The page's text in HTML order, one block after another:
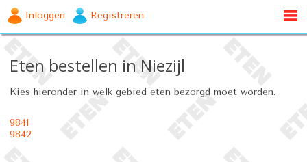
Inloggen Registreren
Eten bestellen in Niezijl
Kies hieronder in welk gebied eten bezorgd moet worden.
9841
9842